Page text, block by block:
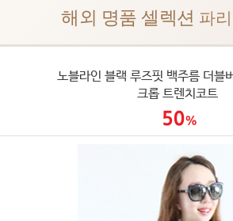
해외 명품 셀렉션 파
노블라인 블랙 루즈핏 백주름 더블
크롭 트렌치코트